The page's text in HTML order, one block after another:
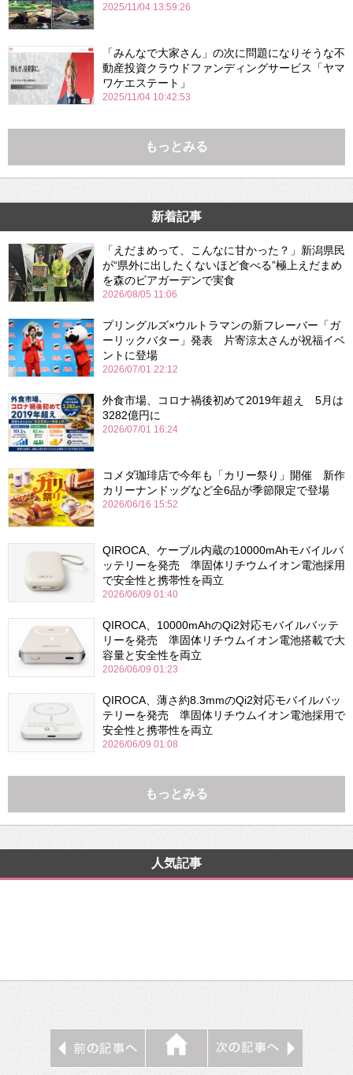
2025/11/04 13:59:26
「みんなで大家さん」の次に問題になりそうな不
動産投資クラウドファンディングサービス「ヤマ
ワケエステート」
2025/11/04 10:42:53
もっとみる
新着記事
「えだまめって、こんなに甘かった？」新潟県民
が“県外に出したくないほど食べる”極上えだまめ
を森のビアガーデンで実食
2026/08/05 11:06
プリングルズ×ウルトラマンの新フレーバー「ガ
ーリックバター」発表 片寄涼太さんが祝福イベ
ントに登場
2026/07/01 22:12
外食市場、コロナ禍後初めて2019年超え 5月は
3282億円に
2026/07/01 16:24
コメダ珈琲店で今年も「カリー祭り」開催 新作
カリーナンドッグなど全6品が季節限定で登場
2026/06/16 15:52
QIROCA、ケーブル内蔵の10000mAhモバイルバ
ッテリーを発売 準固体リチウムイオン電池採用
で安全性と携帯性を両立
2026/06/09 01:40
QIROCA、10000mAhのQi2対応モバイルバッテ
リーを発売 準固体リチウムイオン電池搭載で大
容量と安全性を両立
2026/06/09 01:23
QIROCA、薄さ約8.3mmのQi2対応モバイルバッ
テリーを発売 準固体リチウムイオン電池採用で
安全性と携帯性を両立
2026/06/09 01:08
もっとみる
人気記事